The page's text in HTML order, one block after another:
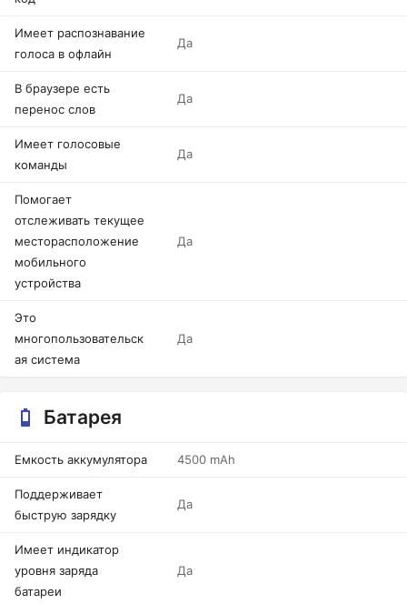
Имеет распознавание
голоса в офлайн
Да
В браузере есть
перенос слов
Да
Имеет голосовые
команды
Да
Помогает
отслеживать текущее
месторасположение
мобильного
устройства
Да
Это
многопользовательск
ая система
Да
Батарея
Емкость аккумулятора 4500 mAh
Поддерживает
быструю зарядку
Да
Имеет индикатор
уровня заряда
батареи
Да